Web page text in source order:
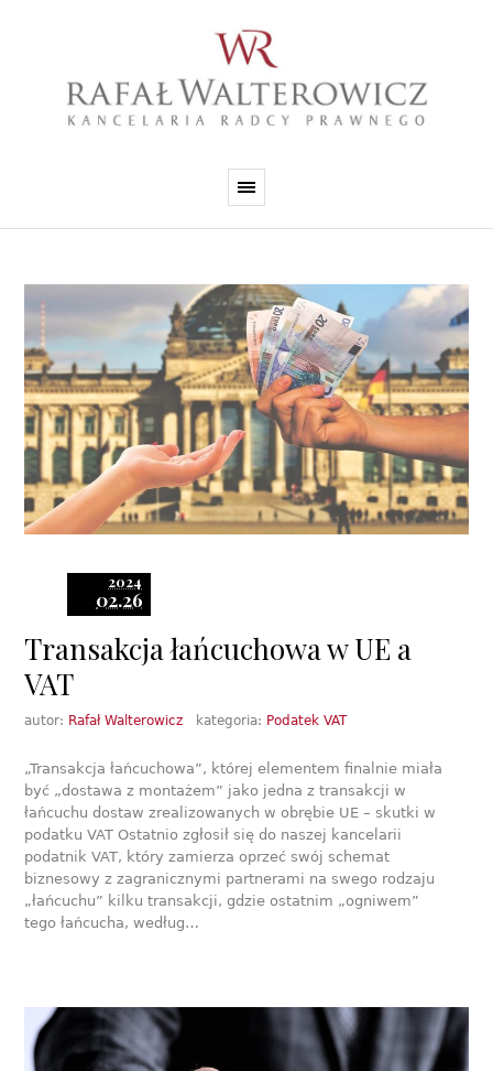
2024
02.26
Transakcja łańcuchowa w UE a
VAT
autor: Rafał Walterowicz kategoria: Podatek VAT
„Transakcja łańcuchowa”, której elementem finalnie miała
być „dostawa z montażem” jako jedna z transakcji w
łańcuchu dostaw zrealizowanych w obrębie UE – skutki w
podatku VAT Ostatnio zgłosił się do naszej kancelarii
podatnik VAT, który zamierza oprzeć swój schemat
biznesowy z zagranicznymi partnerami na swego rodzaju
„łańcuchu” kilku transakcji, gdzie ostatnim „ogniwem”
tego łańcucha, według…